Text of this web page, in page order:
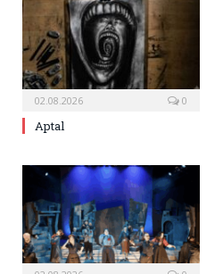
02.08.2026 0
Aptal